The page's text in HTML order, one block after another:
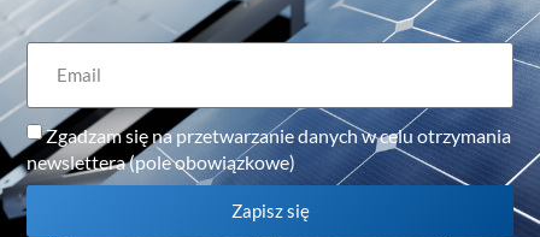
Zgadzam się na przetwarzanie danych w celu otrzymania
newslettera (pole obowiązkowe)
Zapisz się